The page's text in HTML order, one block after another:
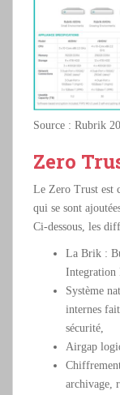
Source : Rubrik
Zero
Le Zero Trust est
qui se sont
Ci-dessous, les
La Brik :
Integration
Système
internes
sécurité,
Airgap
archivage,